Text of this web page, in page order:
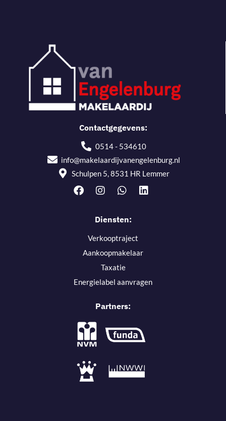
Contactgegevens:
0514 - 534610
info@makelaardijvanengelenburg.nl
Schulpen 5, 8531 HR Lemmer
Diensten:
Verkooptraject
Aankoopmakelaar
Taxatie
Energielabel aanvragen
Partners: